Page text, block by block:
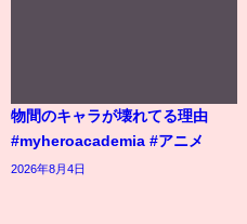
物間のキャラが壊れてる理由
#myheroacademia #アニメ
2026年8月4日